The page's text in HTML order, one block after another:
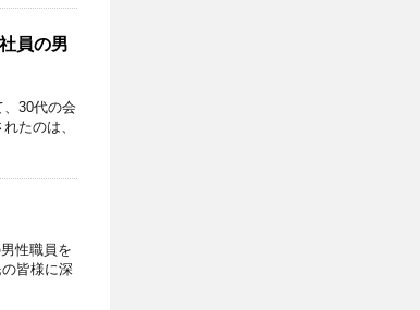
員の男
30代の会
たのは、
性職員を
皆様に深